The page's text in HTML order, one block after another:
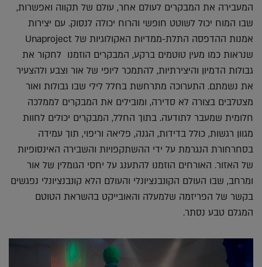
המעבירה את המבקרים לעולם אחר, עולם של תקווה ואפשרות,
שבו המוח יכול לשוטט חופשי והרוח יכולה לנסוק. עם יצירות
אמנות ההדפסה התלת-ממדיות האקולוגיות של Unaproject
שנראות כמו מעין טוטמים ברקע, המבקרים הוזמנו לחקור את
גבולות הדמיון והיצירתיות, להתמכר ליופי של אור וצבע ולהצעיר
את נשמתם. התערוכה מתרחשת בחלל לילי שבו גבולות ואור
מצטלבים בצורה לא סדירה, ומובילים את המבקרים לממלכה
חלומית שמעבר לתודעה. בתוך החלל, המבקרים יכולים לחוות
מגוון רגשות, כולל בדידות, הגנה, פליאה וריפוי, תוך עמידה
בסחרחורת הנגרמת על ידי ההשתקפויות והשבירה האינסופיות
של האזור. האורחים הוזמנו להתענג על יחסי הגומלין של אור
ומרחב, שבו העולם הקונבנציונלי והעולם הלא קונבנציונלי נפגשים
בקשר של הפריזמה שלמעלה והאובייקט בהשראת הטוטם
המגלם טבע נסתר.